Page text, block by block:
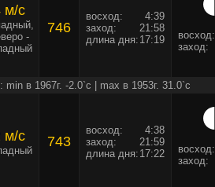
м/c
-
746
восход:
4:39
заход:
21:58
длина дня: 17:19 восход:
заход:
в 1967г. -2.0`c | max в 1953г. 31.0`c
м/c 743
восход:
4:38
заход:
21:59
длина дня: 17:22 восход:
заход: